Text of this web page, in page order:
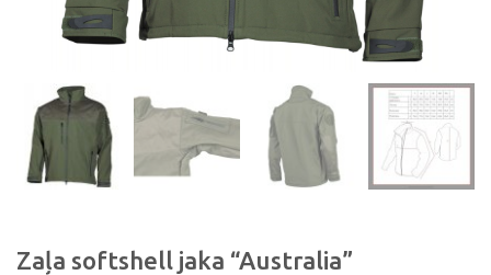
Zaļa softshell jaka “Australia”